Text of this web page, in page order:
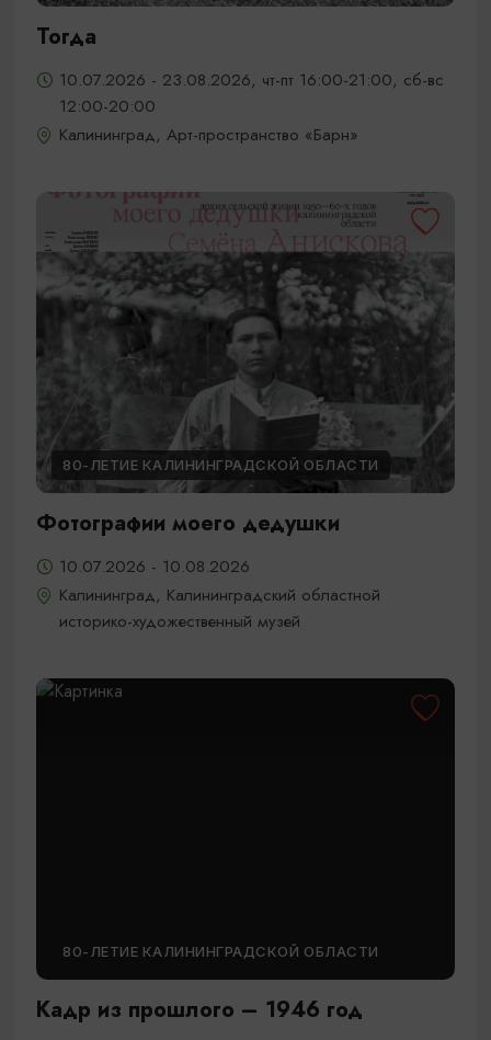
Тогда
10.07.2026 - 23.08.2026, чт-пт 16:00-21:00, сб-вс
12:00-20:00
Калининград, Арт-пространство «Барн»
80-ЛЕТИЕ КАЛИНИНГРАДСКОЙ ОБЛАСТИ
Фотографии моего дедушки
10.07.2026 - 10.08.2026
Калининград, Калининградский областной
историко-художественный музей
80-ЛЕТИЕ КАЛИНИНГРАДСКОЙ ОБЛАСТИ
Кадр из прошлого – 1946 год